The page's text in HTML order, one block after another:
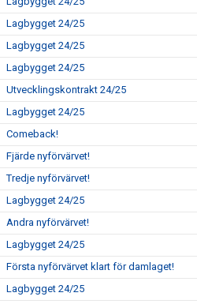
Lagbygget 24/25
Lagbygget 24/25
Lagbygget 24/25
Utvecklingskontrakt 24/25
Lagbygget 24/25
Comeback!
Fjärde nyförvärvet!
Tredje nyförvärvet!
Lagbygget 24/25
Andra nyförvärvet!
Lagbygget 24/25
Första nyförvärvet klart för damlaget!
Lagbygget 24/25